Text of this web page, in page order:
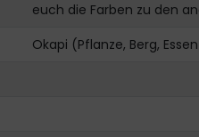
euch die Farben zu den
Okapi (Pflanze, Berg,